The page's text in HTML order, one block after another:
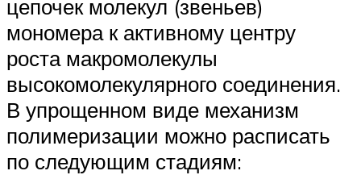
цепочек молекул (звеньев)
мономера к активному центру
роста макромолекулы
высокомолекулярного соединения.
В упрощенном виде механизм
полимеризации можно расписать
по следующим стадиям: